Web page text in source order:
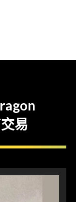
易